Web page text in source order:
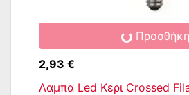
Προσθήκη
2,93 €
Λαμπα Led Κερι Crossed